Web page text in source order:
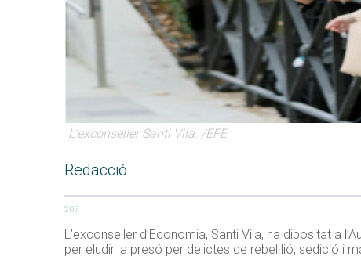
L’exconseller Santi Vila. /EFE
Redacció
207
L’exconseller d’Economia, Santi Vila, ha dipositat a
per eludir la presó per delictes de rebel·lió, sedició i